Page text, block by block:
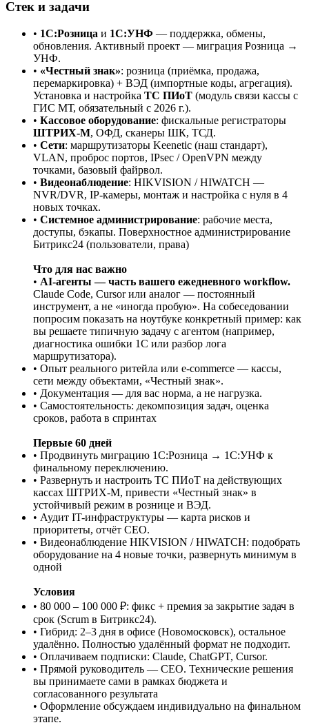
Стек и задачи
• 1С:Розница и 1С:УНФ — поддержка, обмены,
обновления. Активный проект — миграция Розница →
УНФ.
• «Честный знак»: розница (приёмка, продажа,
перемаркировка) + ВЭД (импортные коды, агрегация).
Установка и настройка ТС ПИоТ (модуль связи кассы с
ГИС МТ, обязательный с 2026 г.).
• Кассовое оборудование: фискальные регистраторы
ШТРИХ-М, ОФД, сканеры ШК, ТСД.
• Сети: маршрутизаторы Keenetic (наш стандарт),
VLAN, проброс портов, IPsec / OpenVPN между
точками, базовый файрвол.
• Видеонаблюдение: HIKVISION / HIWATCH —
NVR/DVR, IP-камеры, монтаж и настройка с нуля в 4
новых точках.
• Системное администрирование: рабочие места,
доступы, бэкапы. Поверхностное администрирование
Битрикс24 (пользователи, права)
Что для нас важно
• AI-агенты — часть вашего ежедневного workflow.
Claude Code, Cursor или аналог — постоянный
инструмент, а не «иногда пробую». На собеседовании
попросим показать на ноутбуке конкретный пример: как
вы решаете типичную задачу с агентом (например,
диагностика ошибки 1С или разбор лога
маршрутизатора).
• Опыт реального ритейла или e-commerce — кассы,
сети между объектами, «Честный знак».
• Документация — для вас норма, а не нагрузка.
• Самостоятельность: декомпозиция задач, оценка
сроков, работа в спринтах
Первые 60 дней
• Продвинуть миграцию 1С:Розница → 1С:УНФ к
финальному переключению.
• Развернуть и настроить ТС ПИоТ на действующих
кассах ШТРИХ-М, привести «Честный знак» в
устойчивый режим в рознице и ВЭД.
• Аудит IT-инфраструктуры — карта рисков и
приоритеты, отчёт CEO.
• Видеонаблюдение HIKVISION / HIWATCH: подобрать
оборудование на 4 новые точки, развернуть минимум в
одной
Условия
• 80 000 – 100 000 ₽: фикс + премия за закрытие задач в
срок (Scrum в Битрикс24).
• Гибрид: 2–3 дня в офисе (Новомосковск), остальное
удалённо. Полностью удалённый формат не подходит.
• Оплачиваем подписки: Claude, ChatGPT, Cursor.
• Прямой руководитель — CEO. Технические решения
вы принимаете сами в рамках бюджета и
согласованного результата
• Оформление обсуждаем индивидуально на финальном
этапе.